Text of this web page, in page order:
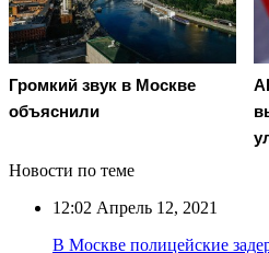
Громкий звук в Москве
объяснили
Новости по теме
12:02 Апрель 12, 2021
В Москве полицейские